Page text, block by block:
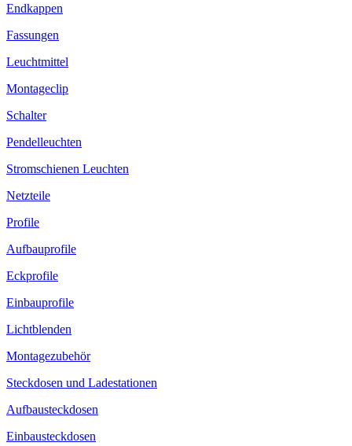
Endkappen
Fassungen
Leuchtmittel
Montageclip
Schalter
Pendelleuchten
Stromschienen Leuchten
Netzteile
Profile
Aufbauprofile
Eckprofile
Einbauprofile
Lichtblenden
Montagezubehör
Steckdosen und Ladestationen
Aufbausteckdosen
Einbausteckdosen